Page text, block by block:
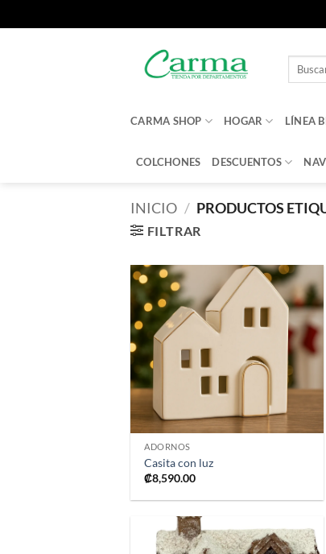
Buscar
CARMA SHOP HOGAR LÍNEA
COLCHONES DESCUENTOS
INICIO / PRODUCTOS
FILTRAR
Añadir
lista de
deseos
ADORNOS
Casita con luz
₡8,590.00